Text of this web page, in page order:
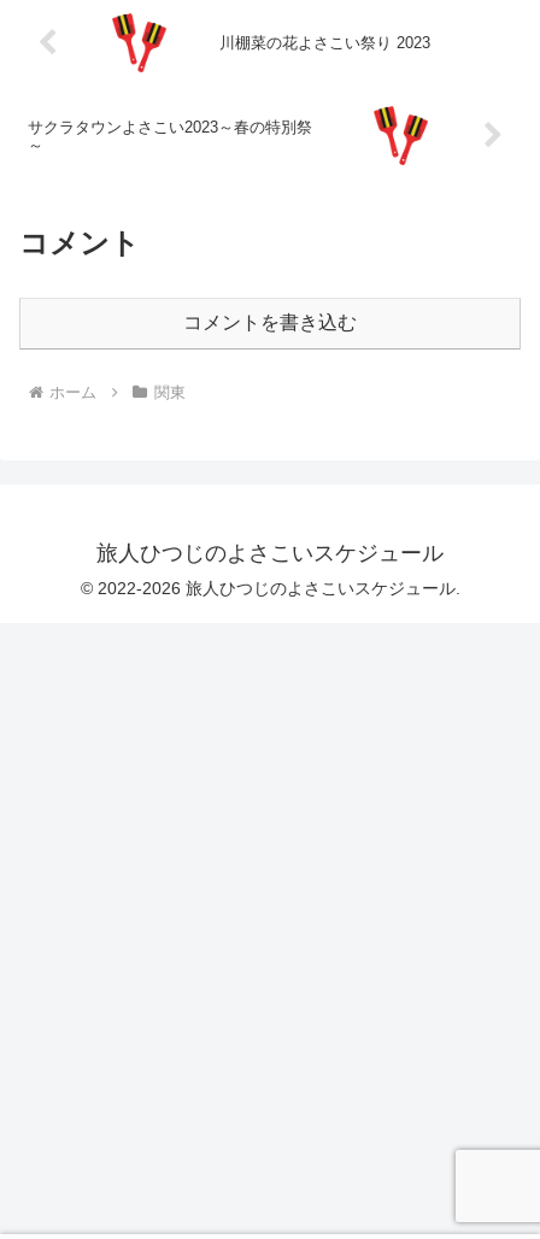
川棚菜の花よさこい祭り 2023
サクラタウンよさこい2023～春の特別祭
～
コメント
コメントを書き込む
ホーム 関東
旅人ひつじのよさこいスケジュール
© 2022-2026 旅人ひつじのよさこいスケジュール.